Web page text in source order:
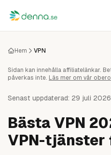
Hoppa till innehåll
Webbhotell
Managed WP
Servrar
Nätverk
Molnlagring
Hem VPN
Sidan kan innehålla affiliatelänkar.
påverkas inte. Läs mer om vår
Senast uppdaterad: 29 juli 2026
Bästa VPN
VPN-tjänster